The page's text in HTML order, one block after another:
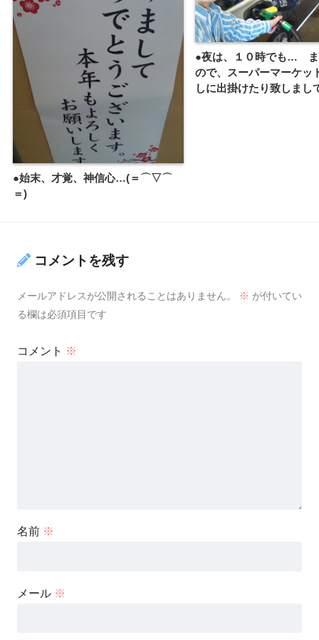
●始末、才覚、神信心…(＝⌒▽⌒
＝)
●夜は、１０時でも… ま
ので、スーパーマーケッ
しに出掛けたり致しま
コメントを残す
メールアドレスが公開されることはありません。 ※ が付いてい
る欄は必須項目です
コメント ※
名前 ※
メール ※